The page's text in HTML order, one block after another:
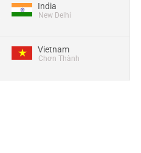
India
New Delhi
Vietnam
Chơn Thành